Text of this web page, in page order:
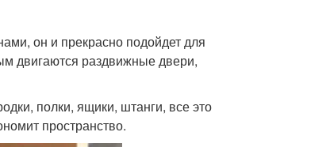
он и прекрасно подойдет для
двигаются раздвижные двери,
полки, ящики, штанги, все это
пространство.